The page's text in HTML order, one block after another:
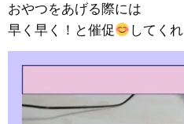
おやつをあげる際には
早く早く！と催促
してくれ